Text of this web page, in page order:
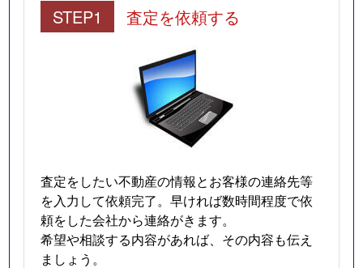
STEP1 査定を依頼する
査定をしたい不動産の情報とお客様の連絡先等
を入力して依頼完了。早ければ数時間程度で依
頼をした会社から連絡がきます。
希望や相談する内容があれば、その内容も伝え
ましょう。